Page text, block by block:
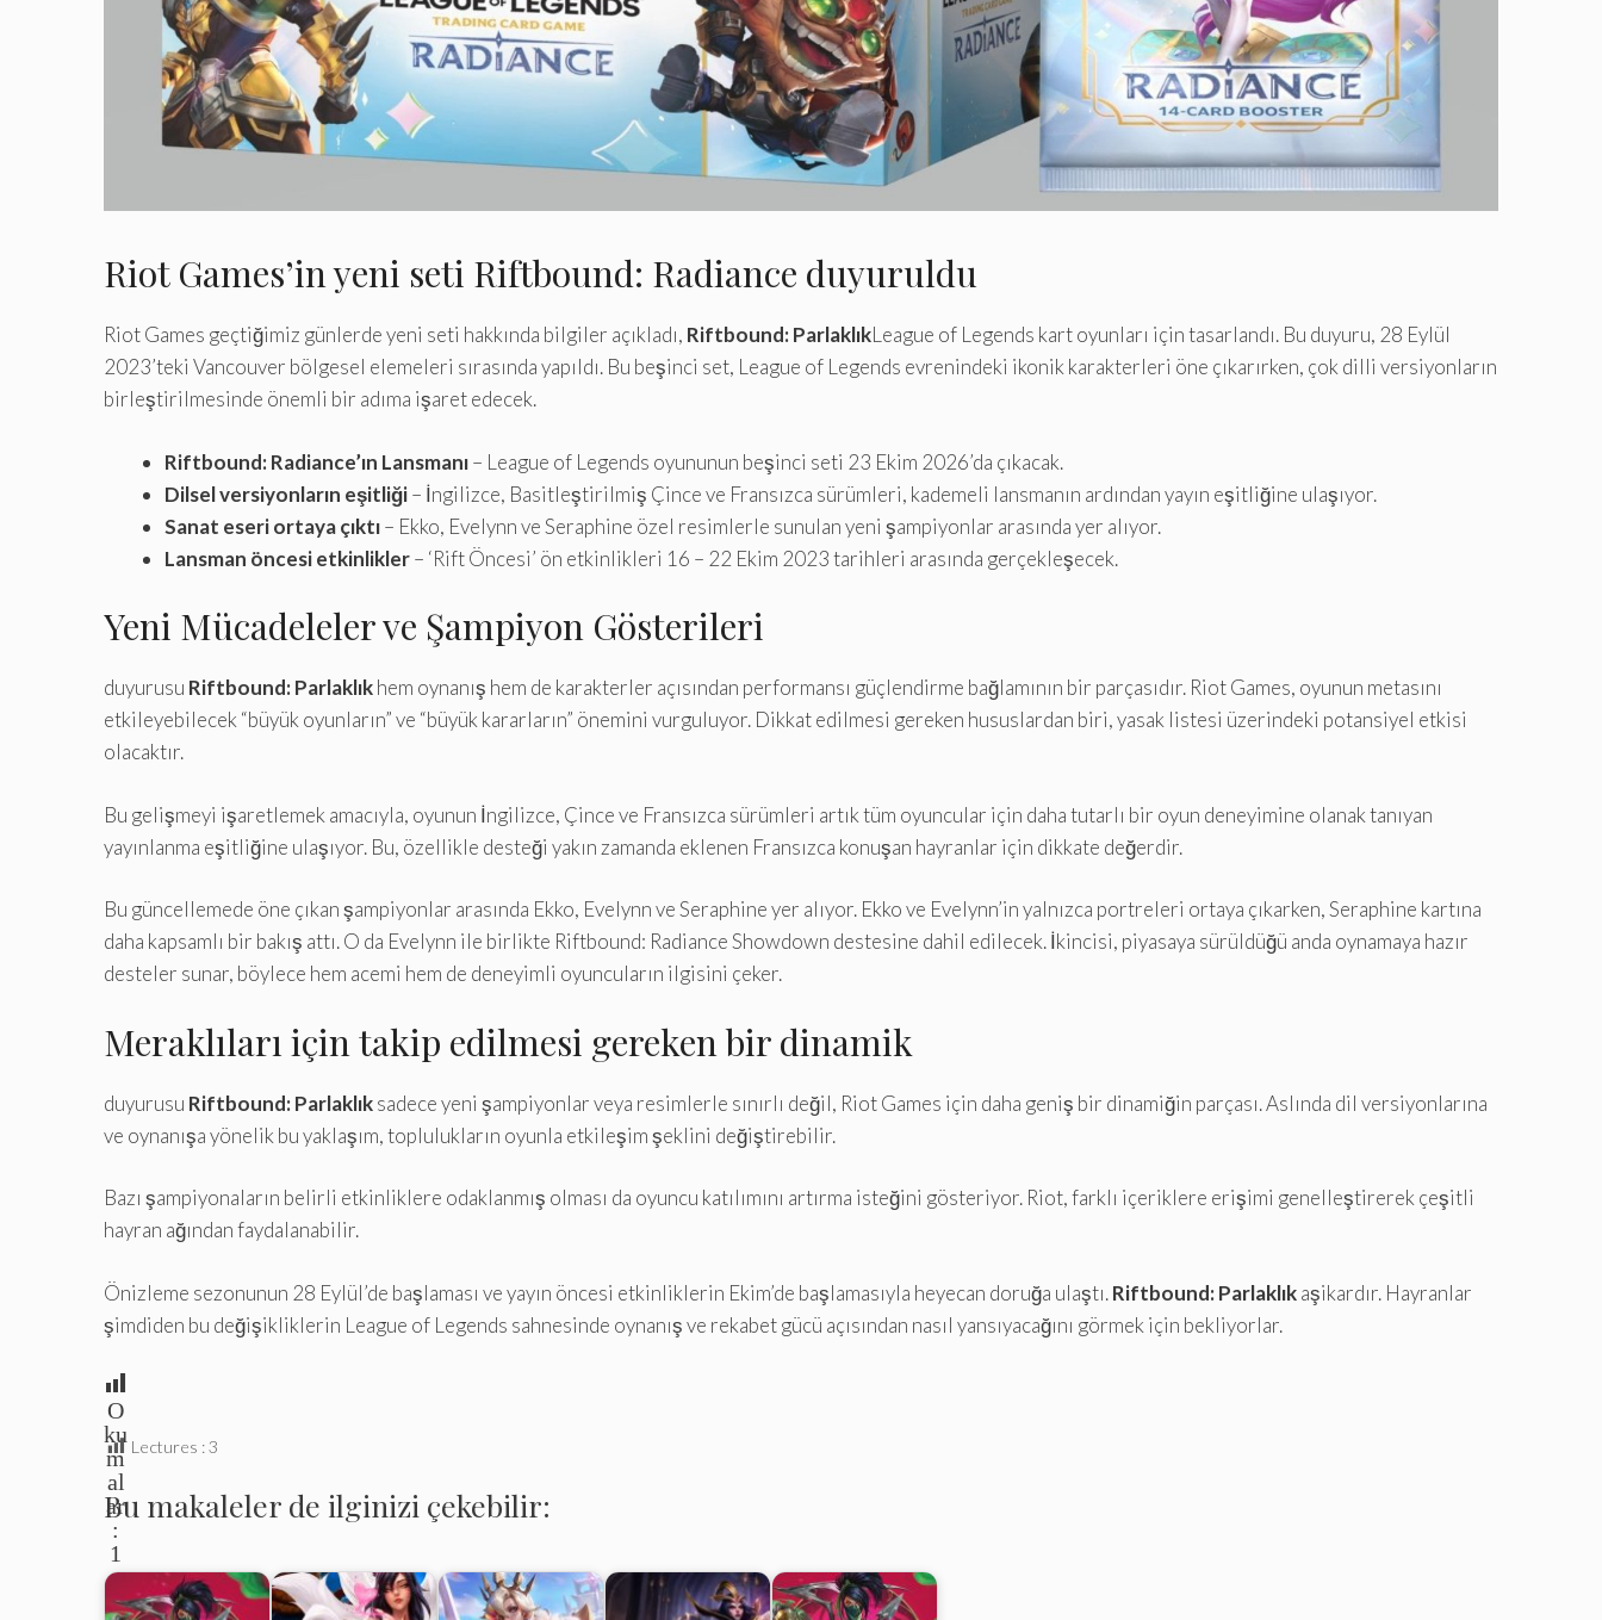
Riot Games’in yeni seti Riftbound: Radiance duyuruldu
Riot Games geçtiğimiz günlerde yeni seti hakkında bilgiler açıkladı, Riftbound: ParlaklıkLeague of Legends kart oyunları için tasarlandı. Bu duyuru, 28 Eylül
2023’teki Vancouver bölgesel elemeleri sırasında yapıldı. Bu beşinci set, League of Legends evrenindeki ikonik karakterleri öne çıkarırken, çok dilli versiyonların
birleştirilmesinde önemli bir adıma işaret edecek.
Riftbound: Radiance’ın Lansmanı– League of Legends oyununun beşinci seti 23 Ekim 2026’da çıkacak.
Dilsel versiyonların eşitliği– İngilizce, Basitleştirilmiş Çince ve Fransızca sürümleri, kademeli lansmanın ardından yayın eşitliğine ulaşıyor.
Sanat eseri ortaya çıktı– Ekko, Evelynn ve Seraphine özel resimlerle sunulan yeni şampiyonlar arasında yer alıyor.
Lansman öncesi etkinlikler– ‘Rift Öncesi’ ön etkinlikleri 16 – 22 Ekim 2023 tarihleri ​​arasında gerçekleşecek.
Yeni Mücadeleler ve Şampiyon Gösterileri
duyurusu Riftbound: Parlaklıkhem oynanış hem de karakterler açısından performansı güçlendirme bağlamının bir parçasıdır. Riot Games, oyunun metasını
etkileyebilecek “büyük oyunların” ve “büyük kararların” önemini vurguluyor. Dikkat edilmesi gereken hususlardan biri, yasak listesi üzerindeki potansiyel etkisi
olacaktır.
Bu gelişmeyi işaretlemek amacıyla, oyunun İngilizce, Çince ve Fransızca sürümleri artık tüm oyuncular için daha tutarlı bir oyun deneyimine olanak tanıyan
yayınlanma eşitliğine ulaşıyor. Bu, özellikle desteği yakın zamanda eklenen Fransızca konuşan hayranlar için dikkate değerdir.
Bu güncellemede öne çıkan şampiyonlar arasında Ekko, Evelynn ve Seraphine yer alıyor. Ekko ve Evelynn’in yalnızca portreleri ortaya çıkarken, Seraphine kartına
daha kapsamlı bir bakış attı. O da Evelynn ile birlikte Riftbound: Radiance Showdown destesine dahil edilecek. İkincisi, piyasaya sürüldüğü anda oynamaya hazır
desteler sunar, böylece hem acemi hem de deneyimli oyuncuların ilgisini çeker.
Meraklıları için takip edilmesi gereken bir dinamik
duyurusu Riftbound: Parlaklıksadece yeni şampiyonlar veya resimlerle sınırlı değil, Riot Games için daha geniş bir dinamiğin parçası. Aslında dil versiyonlarına
ve oynanışa yönelik bu yaklaşım, toplulukların oyunla etkileşim şeklini değiştirebilir.
Bazı şampiyonaların belirli etkinliklere odaklanmış olması da oyuncu katılımını artırma isteğini gösteriyor. Riot, farklı içeriklere erişimi genelleştirerek çeşitli
hayran ağından faydalanabilir.
Önizleme sezonunun 28 Eylül’de başlaması ve yayın öncesi etkinliklerin Ekim’de başlamasıyla heyecan doruğa ulaştı.Riftbound: Parlaklıkaşikardır. Hayranlar
şimdiden bu değişikliklerin League of Legends sahnesinde oynanış ve rekabet gücü açısından nasıl yansıyacağını görmek için bekliyorlar.
O
ku
m
al
ar
:
1
Lectures :3
Bu makaleler de ilginizi çekebilir: